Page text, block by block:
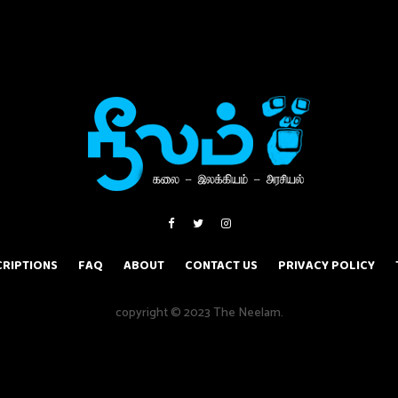
FAQ ABOUT CONTACT US PRIVACY POLICY
copyright © 2023 The Neelam.